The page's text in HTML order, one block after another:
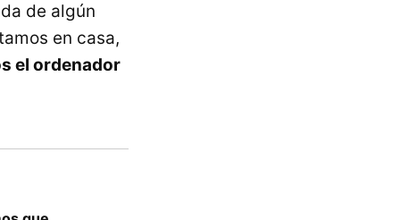
de algún
en casa,
el ordenador